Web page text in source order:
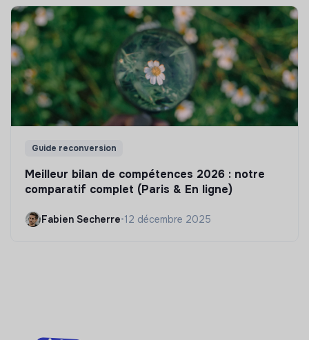
Guide reconversion
Meilleur bilan de compétences 2026 : notre
comparatif complet (Paris & En ligne)
Fabien Secherre•12 décembre 2025